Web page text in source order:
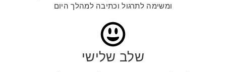
ומשימה לתרגול וכתיבה למהלך היום
שלב שלישי